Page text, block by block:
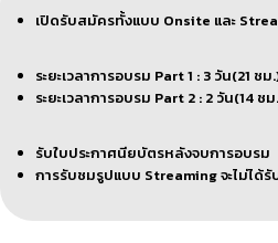
เปิดรับสมัครทั้งแบบ Onsite และ
ระยะเวลาการอบรม Part 1 : 3 วัน(21 ชม
ระยะเวลาการอบรม Part 2 : 2 วัน(14 ช
รับใบประกาศนียบัตรหลังจบการอบรม
การรับชมรูปแบบ Streaming จะไม่ได้